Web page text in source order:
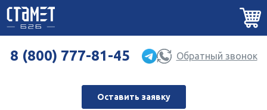
8 (800) 777-81-45 Обратный звонок
Оставить заявку